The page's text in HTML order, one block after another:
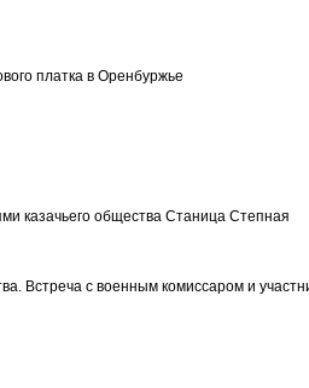
платка в Оренбуржье
казачьего общества Станица Степная
Встреча с военным комиссаром и